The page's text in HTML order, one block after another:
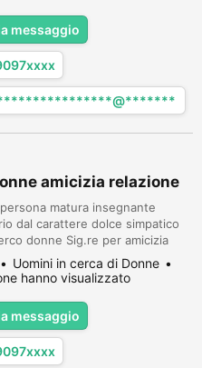
messaggio
amicizia relazione
matura insegnante
dal carattere dolce simpatico
donne Sig.re per amicizia
per un caffè.. Ti\L'aspetto
Roberto
Uomini in cerca di Donne
hanno visualizzato
messaggio